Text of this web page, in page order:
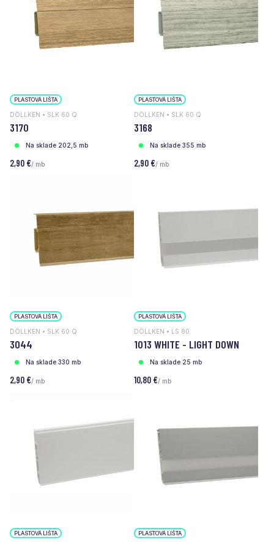
PLASTOVÁ LIŠTA
DÖLLKEN • SLK 60 Q
3170
Na sklade 202,5 mb
2,90 €/ mb
PLASTOVÁ LIŠTA
DÖLLKEN • SLK 60 Q
3168
Na sklade 355 mb
2,90 €/ mb
PLASTOVÁ LIŠTA
DÖLLKEN • SLK 60 Q
3044
Na sklade 330 mb
2,90 €/ mb
PLASTOVÁ LIŠTA
DÖLLKEN • LS 80
1013 WHITE - LIGHT DOWN
Na sklade 25 mb
10,80 €/ mb
PLASTOVÁ LIŠTA PLASTOVÁ LIŠTA